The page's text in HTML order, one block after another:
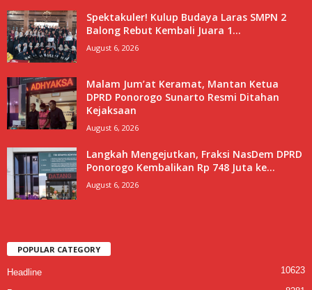
Spektakuler! Kulup Budaya Laras SMPN 2
Balong Rebut Kembali Juara 1...
August 6, 2026
Malam Jum’at Keramat, Mantan Ketua
DPRD Ponorogo Sunarto Resmi Ditahan
Kejaksaan
August 6, 2026
Langkah Mengejutkan, Fraksi NasDem DPRD
Ponorogo Kembalikan Rp 748 Juta ke...
August 6, 2026
POPULAR CATEGORY
Headline 10623